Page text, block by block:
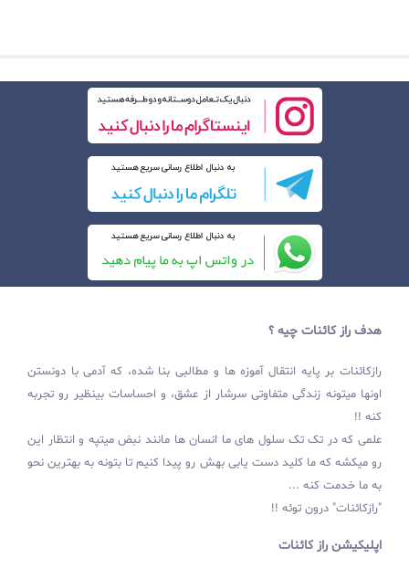
هدف راز کائنات چیه ؟
رازکائنات بر پایه انتقال آموزه ها و مطالبی بنا شده، که آدمی با دونستن
اونها میتونه زندگی متفاوتی سرشار از عشق، و احساسات بینظیر رو تجربه
کنه !!
علمی که در تک تک سلول های ما انسان ها مانند نبض میتپه و انتظار این
رو میکشه که ما کلید دست یابی بهش رو پیدا کنیم تا بتونه به بهترین نحو
به ما خدمت کنه ...
"رازکائنات" درون توئه !!
اپلیکیشن راز کائنات